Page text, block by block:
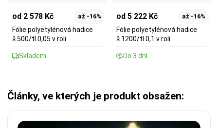
od 2 578 Kč až -16%
Fólie polyetylénová hadice
š.500/tl.0,05 v roli
Skladem
od 5 222 Kč až -16%
Fólie polyetylénová hadice
š.1200/tl.0,1 v roli
Do 3 dní
Články, ve kterých je produkt obsažen: